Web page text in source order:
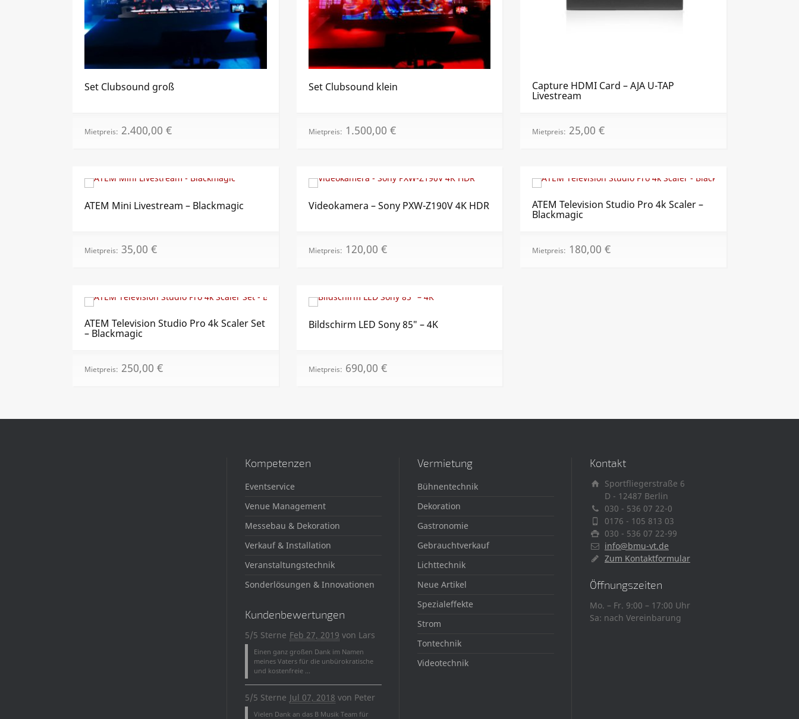
Set Clubsound groß
Mietpreis: 2.400,00 €
Set Clubsound klein
Mietpreis: 1.500,00 €
Capture HDMI Card – AJA U-TAP
Livestream
Mietpreis: 25,00€
ATEM Mini Livestream – Black­magic
Mietpreis: 35,00 €
Videokamera – Sony PXW-Z190V 4K HDR
Mietpreis: 120,00 €
ATEM Television Studio Pro 4k Scaler –
Blackmagic
Mietpreis: 180,00€
ATEM Television Studio Pro 4k Scaler Set
– Blackmagic
Mietpreis: 250,00 €
Bildschirm LED Sony 85″ – 4K
Mietpreis: 690,00 €
Kompetenzen
Eventservice
Venue Management
Messebau & Dekoration
Verkauf & Installation
Veranstaltungstechnik
Sonderlösungen & Innovationen
Kundenbewertungen
5/5 Sterne Feb 27, 2019 von Lars
Einen ganz großen Dank im Namen
meines Vaters für die unbürokratische
und kostenfreie ...
5/5 Sterne Jul 07, 2018 von Peter
Vielen Dank an das B Musik Team für
Vermietung
Bühnentechnik
Dekoration
Gastronomie
Gebrauchtverkauf
Lichttechnik
Neue Artikel
Spezialeffekte
Strom
Tontechnik
Videotechnik
Kontakt
Sportfliegerstraße 6
D - 12487 Berlin
030 - 536 07 22-0
0176 - 105 813 03
030 - 536 07 22-99
info@bmu-vt.de
Zum Kontaktformular
Öffnungszeiten
Mo. – Fr. 9:00 – 17:00 Uhr
Sa: nach Vereinbarung